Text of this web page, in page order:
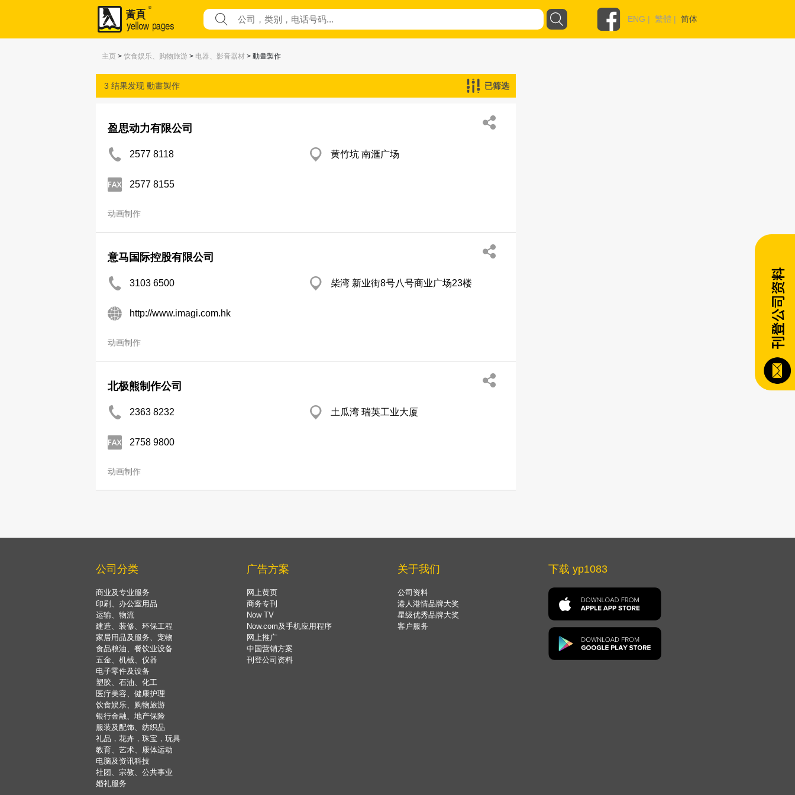
ENG | 繁體 | 简体
主页 > 饮食娱乐、购物旅游 > 电器、影音器材 > 動畫製作
3 结果发现 動畫製作 已筛选
盈思动力有限公司
2577 8118 黄竹坑 南滙广场
2577 8155
动画制作
意马国际控股有限公司
3103 6500 柴湾 新业街8号八号商业广场23楼
http://www.imagi.com.hk
动画制作
北极熊制作公司
2363 8232 土瓜湾 瑞英工业大厦
2758 9800
动画制作
公司分类
商业及专业服务
印刷、办公室用品
运输、物流
建造、装修、环保工程
家居用品及服务、宠物
食品粮油、餐饮业设备
五金、机械、仪器
电子零件及设备
塑胶、石油、化工
医疗美容、健康护理
饮食娱乐、购物旅游
银行金融、地产保险
服装及配饰、纺织品
礼品，花卉，珠宝，玩具
教育、艺术、康体运动
电脑及资讯科技
社团、宗教、公共事业
婚礼服务
广告方案
网上黄页
商务专刊
Now TV
Now.com及手机应用程序
网上推广
中国营销方案
刊登公司资料
关于我们
公司资料
港人港情品牌大奖
星级优秀品牌大奖
客户服务
下载 yp1083